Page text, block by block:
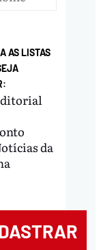
AS LISTAS
da